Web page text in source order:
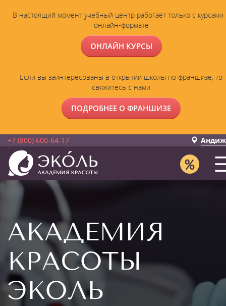
В настоящий момент учебный центр работает только с курсами
онлайн-формате
ОНЛАЙН КУРСЫ
Если вы заинтересованы в открытии школы по франшизе, то
свяжитесь с нами
ПОДРОБНЕЕ О ФРАНШИЗЕ
+7 (800) 600-64-17
АКАДЕМИЯ
КРАСОТЫ
ЭКОЛЬ